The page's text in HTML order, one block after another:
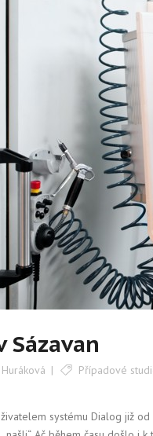
Sázavan
Případové
systému Dialog již